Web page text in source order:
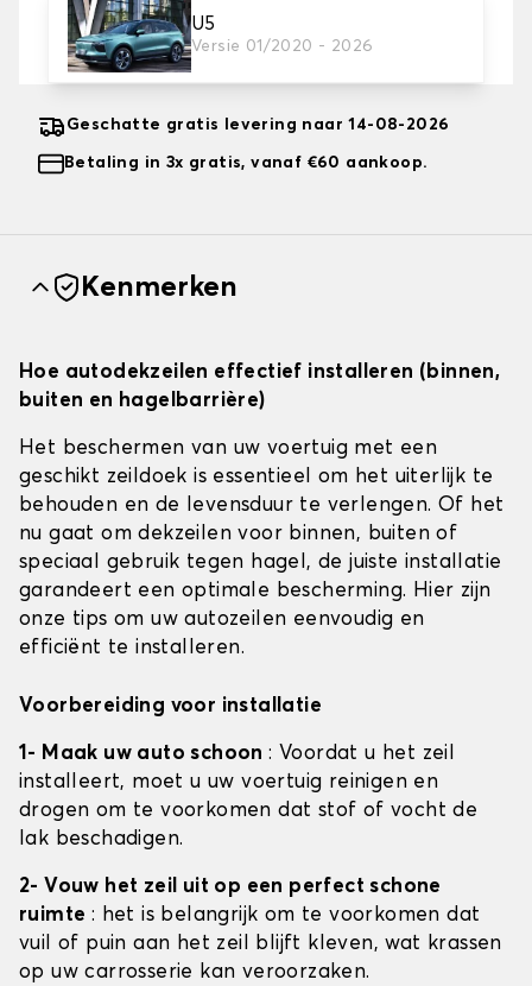
U5
Versie 01/2020 - 2026
2. Beschermingsniveau
Kies de juiste beschermhoes voor uw behoeftes
Geschatte gratis levering naar 14-08-2026
Betaling in 3x gratis, vanaf €60 aankoop.
Kenmerken
Hoe autodekzeilen effectief installeren (binnen,
buiten en hagelbarrière)
Het beschermen van uw voertuig met een
geschikt zeildoek is essentieel om het uiterlijk te
behouden en de levensduur te verlengen. Of het
nu gaat om dekzeilen voor binnen, buiten of
speciaal gebruik tegen hagel, de juiste installatie
garandeert een optimale bescherming. Hier zijn
onze tips om uw autozeilen eenvoudig en
efficiënt te installeren.
Voorbereiding voor installatie
1- Maak uw auto schoon: Voordat u het zeil
installeert, moet u uw voertuig reinigen en
drogen om te voorkomen dat stof of vocht de
lak beschadigen.
2- Vouw het zeil uit op een perfect schone
ruimte : het is belangrijk om te voorkomen dat
vuil of puin aan het zeil blijft kleven, wat krassen
op uw carrosserie kan veroorzaken.